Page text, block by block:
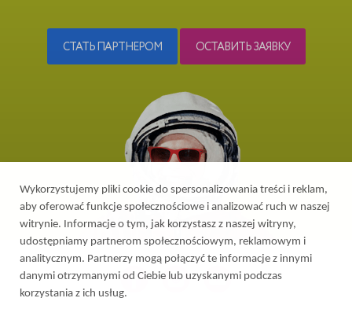
СТАТЬ ПАРТНЕРОМ ОСТАВИТЬ ЗАЯВКУ
Wykorzystujemy pliki cookie do spersonalizowania treści i reklam,
aby oferować funkcje społecznościowe i analizować ruch w naszej
witrynie. Informacje o tym, jak korzystasz z naszej witryny,
udostępniamy partnerom społecznościowym, reklamowym i
analitycznym. Partnerzy mogą połączyć te informacje z innymi
danymi otrzymanymi od Ciebie lub uzyskanymi podczas
korzystania z ich usług.